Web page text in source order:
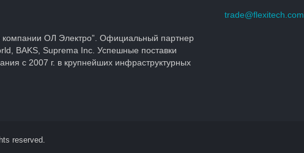
компании ОЛ Электро”. Официальный партнер
BAKS, Suprema Inc. Успешные поставки
с 2007 г. в крупнейших инфраструктурных
reserved.